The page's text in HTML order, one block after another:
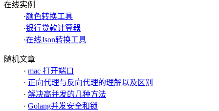
在线实例
·颜色转换工具
·银行贷款计算器
·在线Json转换工具
随机文章
· mac 打开端口
· 正向代理与反向代理的理解以及区别
· 解决高并发的几种方法
· Golang并发安全和锁